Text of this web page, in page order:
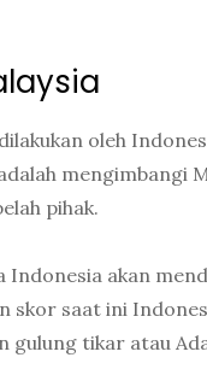
oleh
mengimbangi
pihak.
Indonesia akan
skor saat ini
gulung tikar atau